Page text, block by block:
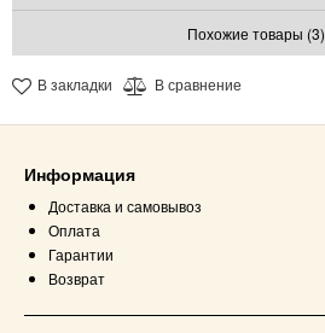
Похожие товары (3)
В закладки В сравнение
Информация
Доставка и самовывоз
Оплата
Гарантии
Возврат